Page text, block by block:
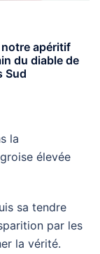
notre apéritif
du diable de
Sud
la
élevée
sa tendre
par les
la vérité.